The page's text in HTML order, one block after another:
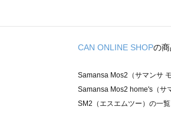
CAN ONLINE SHOPの商
Samansa Mos2（サマンサ
Samansa Mos2 home's（サ
SM2（エスエムツー）の一覧